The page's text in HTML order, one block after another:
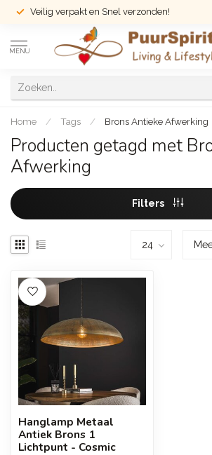
Veilig verpakt en Snel verzonden!
MENU
Home / Tags / Brons Antieke Afwerking
Producten getagd met
Afwerking
Filters
Hanglamp Metaal
Antiek Brons 1
Lichtpunt - Cosmic